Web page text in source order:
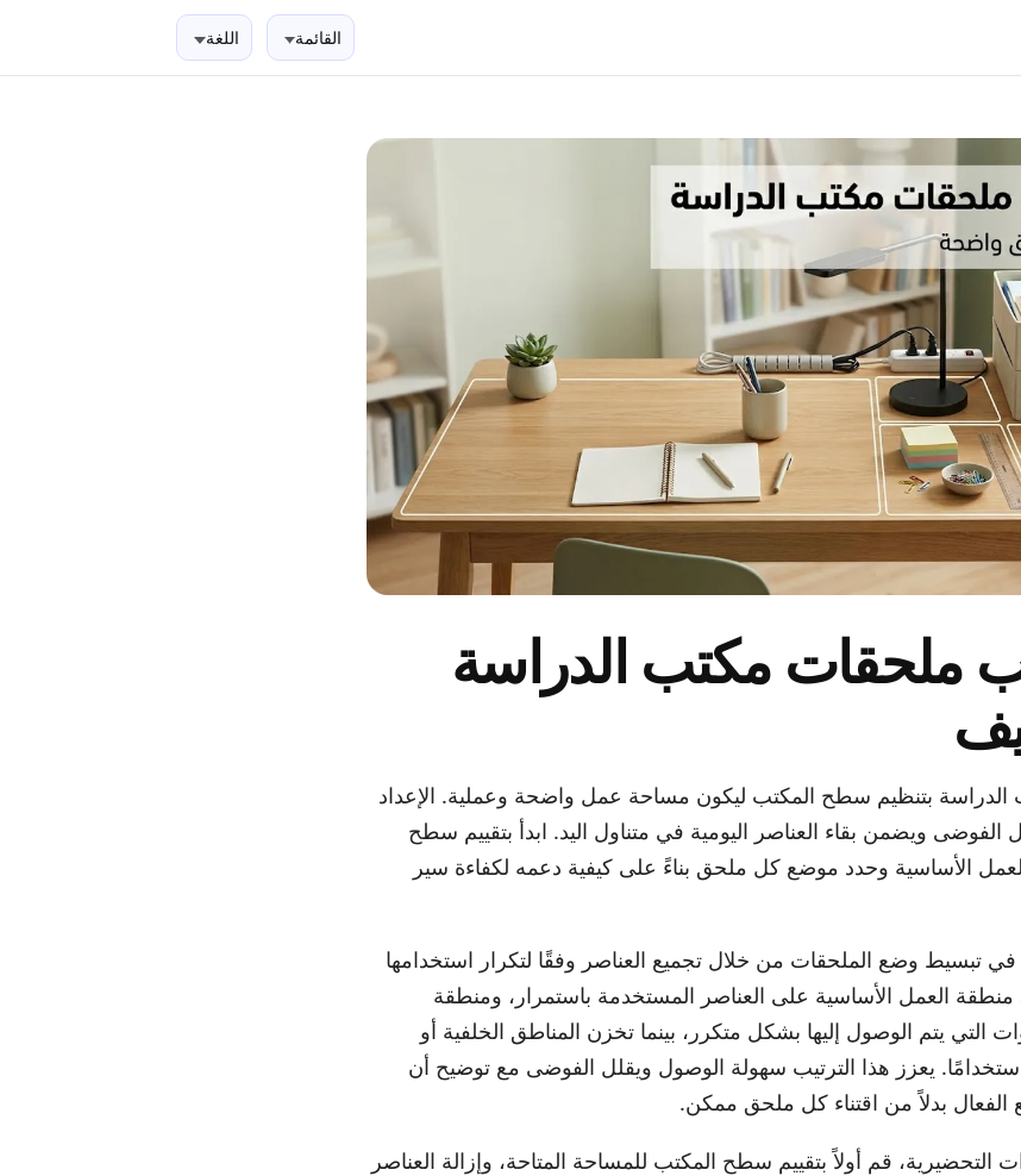
القائمة اللغة
ملحقات مكتب الدراسة
الدراسة بتنظيم سطح المكتب ليكون مساحة عمل واضحة وعملية. الإعداد
الفوضى ويضمن بقاء العناصر اليومية في متناول اليد. ابدأ بتقييم سطح
الأساسية وحدد موضع كل ملحق بناءً على كيفية دعمه لكفاءة سير
تبسيط وضع الملحقات من خلال تجميع العناصر وفقًا لتكرار استخدامها
العمل الأساسية على العناصر المستخدمة باستمرار، ومنطقة
التي يتم الوصول إليها بشكل متكرر، بينما تخزن المناطق الخلفية أو
استخدامًا. يعزز هذا الترتيب سهولة الوصول ويقلل الفوضى مع توضيح أن
بدلاً من اقتناء كل ملحق ممكن.
التحضيرية، قم أولاً بتقييم سطح المكتب للمساحة المتاحة، وإزالة العناصر